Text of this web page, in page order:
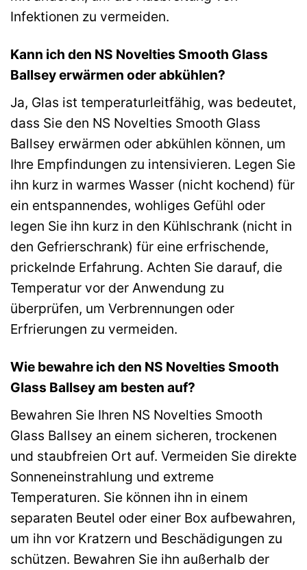
Infektionen zu vermeiden.
Kann ich den NS Novelties Smooth Glass
Ballsey erwärmen oder abkühlen?
Ja, Glas ist temperaturleitfähig, was bedeutet,
dass Sie den NS Novelties Smooth Glass
Ballsey erwärmen oder abkühlen können, um
Ihre Empfindungen zu intensivieren. Legen Sie
ihn kurz in warmes Wasser (nicht kochend) für
ein entspannendes, wohliges Gefühl oder
legen Sie ihn kurz in den Kühlschrank (nicht in
den Gefrierschrank) für eine erfrischende,
prickelnde Erfahrung. Achten Sie darauf, die
Temperatur vor der Anwendung zu
überprüfen, um Verbrennungen oder
Erfrierungen zu vermeiden.
Wie bewahre ich den NS Novelties Smooth
Glass Ballsey am besten auf?
Bewahren Sie Ihren NS Novelties Smooth
Glass Ballsey an einem sicheren, trockenen
und staubfreien Ort auf. Vermeiden Sie direkte
Sonneneinstrahlung und extreme
Temperaturen. Sie können ihn in einem
separaten Beutel oder einer Box aufbewahren,
um ihn vor Kratzern und Beschädigungen zu
schützen. Bewahren Sie ihn außerhalb der